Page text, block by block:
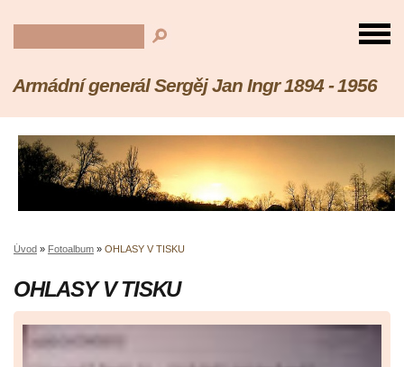
Armádní generál Sergěj Jan Ingr 1894 - 1956
Úvod » Fotoalbum » OHLASY V TISKU
OHLASY V TISKU